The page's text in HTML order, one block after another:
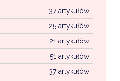
37 artykułów
25 artykułów
21 artykułów
51 artykułów
37 artykułów